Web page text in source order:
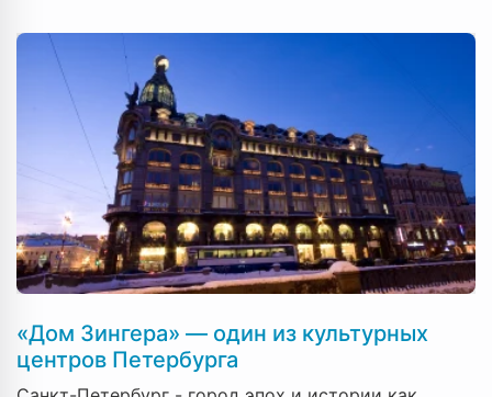
«Дом Зингера» — один из культурных
центров Петербурга